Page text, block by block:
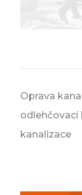
Oprava
odlehčovací
kanalizace